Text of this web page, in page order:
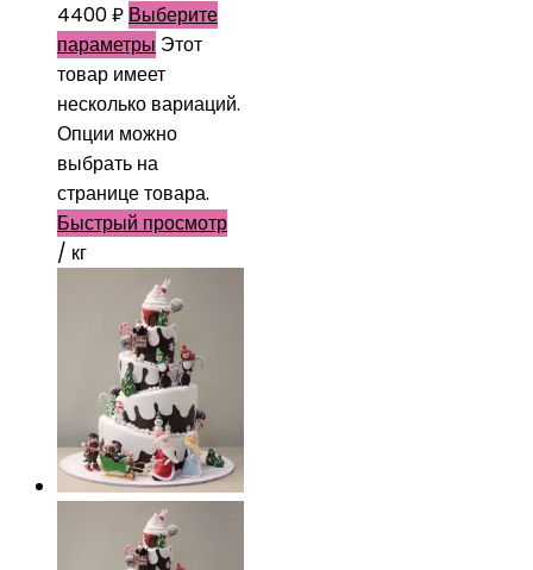
4400₽ Выберите
параметры Этот
товар имеет
несколько вариаций.
Опции можно
выбрать на
странице товара.
Быстрый просмотр
/ кг